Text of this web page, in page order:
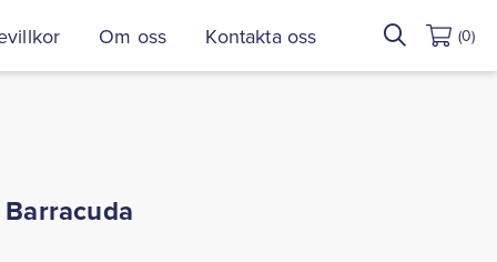
Om oss Kontakta oss
Sök
efter:
(0)